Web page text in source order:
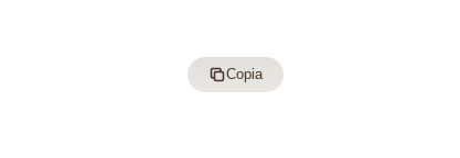
Copia